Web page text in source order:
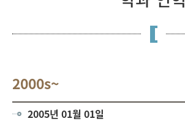
2000s~
2005년 01월 01일